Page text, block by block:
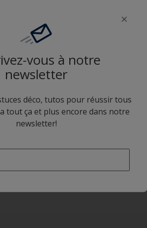
vous à notre
newsletter
déco, tutos pour réussir tous
tout ça et plus encore dans notre
newsletter!
Suivez Sikkens